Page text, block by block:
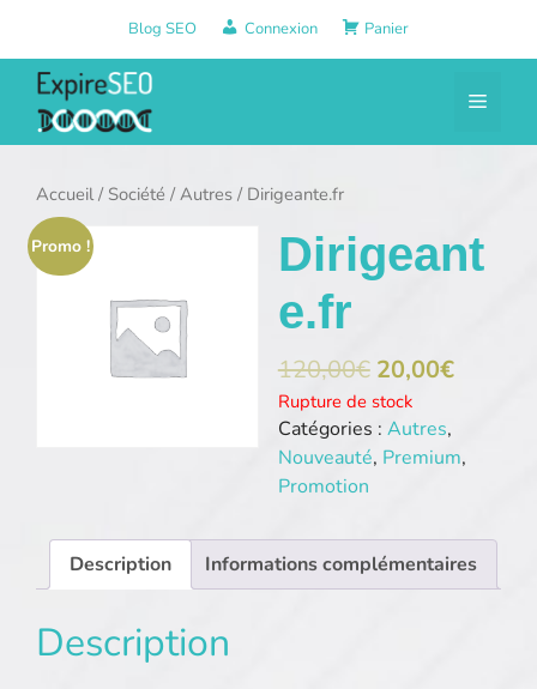
contenu
Blog SEO Connexion Panier
Menu
Accueil/ Société /Autres / Dirigeante.fr
Promo !
Dirigeant
e.fr
120,00€ 20,00€
Rupture de stock
Catégories : Autres,
Nouveauté, Premium,
Promotion
Description Informations complémentaires
Description